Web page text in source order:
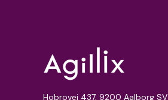
Hobrovej 437, 9200 Aalborg SV